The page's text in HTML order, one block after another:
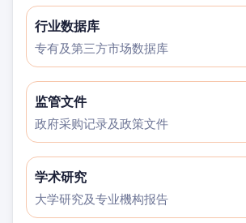
行业数据库
专有及第三方市场数据库
监管文件
政府采购记录及政策文件
学术研究
大学研究及专业機构报告